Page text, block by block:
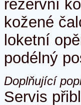
rezervní
kožené
loketní
podélný
Doplňující
Servis